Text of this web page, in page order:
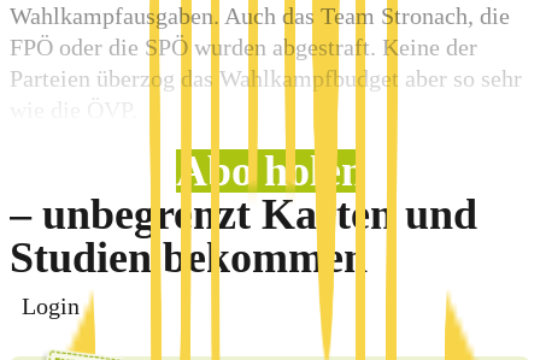
Wahlkampfausgaben. Auch das Team Stronach, die
FPÖ oder die SPÖ wurden abgestraft. Keine der
Parteien überzog das Wahlkampfbudget aber so sehr
wie die ÖVP.
Abo holen
– unbegrenzt Karten und
Studien bekommen
Login